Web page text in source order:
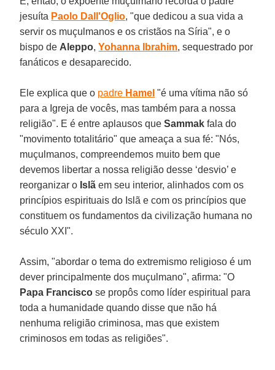
jesuíta Paolo Dall'Oglio, "que dedicou a sua vida a
servir os muçulmanos e os cristãos na Síria", e o
bispo de Aleppo,Yohanna Ibrahim, sequestrado por
fanáticos e desaparecido.
Ele explica que o padre Hamel "é uma vítima não só
para a Igreja de vocês, mas também para a nossa
religião". E é entre aplausos queSammak fala do
"movimento totalitário" que ameaça a sua fé: "Nós,
muçulmanos, compreendemos muito bem que
devemos libertar a nossa religião desse ‘desvio’ e
reorganizar o Islã em seu interior, alinhados com os
princípios espirituais do Islã e com os princípios que
constituem os fundamentos da civilização humana no
século XXI".
Assim, "abordar o tema do extremismo religioso é um
dever principalmente dos muçulmano", afirma: "O
Papa Francisco se propôs como líder espiritual para
toda a humanidade quando disse que não há
nenhuma religião criminosa, mas que existem
criminosos em todas as religiões".